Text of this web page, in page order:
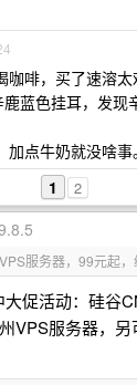
啡，买了速溶太
蓝色挂耳，发现
点牛奶就没啥事。
1 2
服务器，99元起
促活动：硅谷
VPS服务器，